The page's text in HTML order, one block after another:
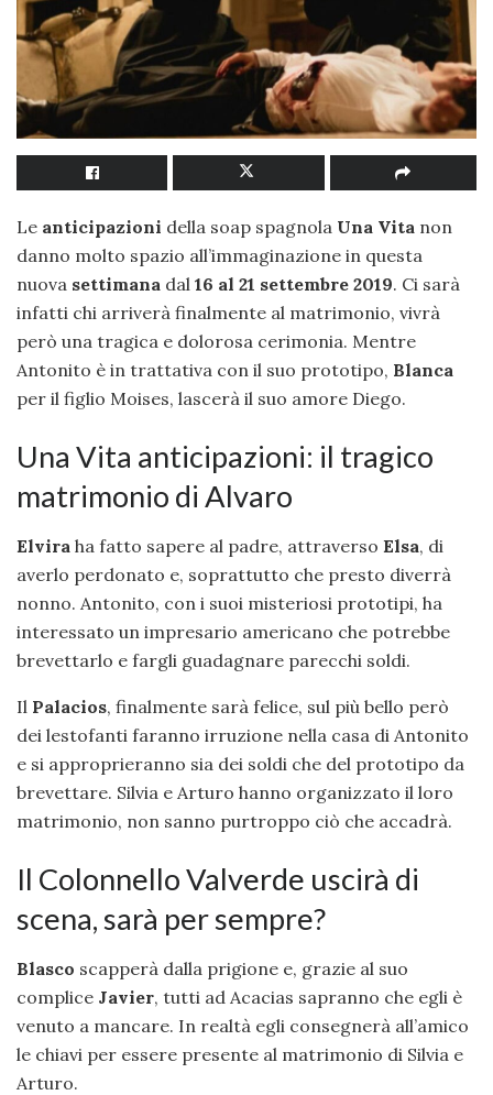
Le anticipazioni della soap spagnola Una Vita non
danno molto spazio all’immaginazione in questa
nuova settimana dal 16 al 21 settembre 2019. Ci sarà
infatti chi arriverà finalmente al matrimonio, vivrà
però una tragica e dolorosa cerimonia. Mentre
Antonito è in trattativa con il suo prototipo, Blanca
per il figlio Moises, lascerà il suo amore Diego.
Una Vita anticipazioni: il tragico
matrimonio di Alvaro
Elvira ha fatto sapere al padre, attraverso Elsa, di
averlo perdonato e, soprattutto che presto diverrà
nonno. Antonito, con i suoi misteriosi prototipi, ha
interessato un impresario americano che potrebbe
brevettarlo e fargli guadagnare parecchi soldi.
Il Palacios, finalmente sarà felice, sul più bello però
dei lestofanti faranno irruzione nella casa di Antonito
e si approprieranno sia dei soldi che del prototipo da
brevettare. Silvia e Arturo hanno organizzato il loro
matrimonio, non sanno purtroppo ciò che accadrà.
Il Colonnello Valverde uscirà di
scena, sarà per sempre?
Blasco scapperà dalla prigione e, grazie al suo
complice Javier, tutti ad Acacias sapranno che egli è
venuto a mancare. In realtà egli consegnerà all’amico
le chiavi per essere presente al matrimonio di Silvia e
Arturo.